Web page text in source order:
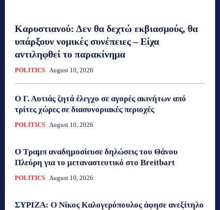
Καρυστιανού: Δεν θα δεχτώ εκβιασμούς, θα
υπάρξουν νομικές συνέπειες – Είχα
αντιληφθεί το παρακίνημα
POLITICS August 10, 2026
Ο Γ. Αυτιάς ζητά έλεγχο σε αγορές ακινήτων από
τρίτες χώρες σε διασυνοριακές περιοχές
POLITICS August 10, 2026
Ο Τραμπ αναδημοσίευσε δηλώσεις του Θάνου
Πλεύρη για το μεταναστευτικό στο Breitbart
POLITICS August 10, 2026
ΣΥΡΙΖΑ: Ο Νίκος Καλογερόπουλος άφησε ανεξίτηλο